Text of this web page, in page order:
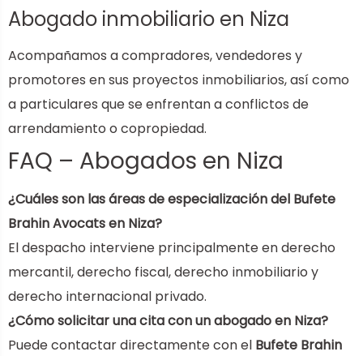
Abogado inmobiliario en Niza
Acompañamos a compradores, vendedores y
promotores en sus proyectos inmobiliarios, así como
a particulares que se enfrentan a conflictos de
arrendamiento o copropiedad.
FAQ – Abogados en Niza
¿Cuáles son las áreas de especialización del Bufete
Brahin Avocats en Niza?
El despacho interviene principalmente en derecho
mercantil, derecho fiscal, derecho inmobiliario y
derecho internacional privado.
¿Cómo solicitar una cita con un abogado en Niza?
Puede contactar directamente con el Bufete Brahin